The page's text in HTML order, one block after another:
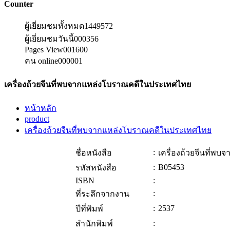
Counter
ผู้เยี่ยมชมทั้งหมด1449572
ผู้เยี่ยมชมวันนี้000356
Pages View001600
คน online000001
เครื่องถ้วยจีนที่พบจากแหล่งโบราณคดีในประเทศไทย
หน้าหลัก
product
เครื่องถ้วยจีนที่พบจากแหล่งโบราณคดีในประเทศไทย
ชื่อหนังสือ : เครื่องถ้วยจีนที่พบ
รหัสหนังสือ
: B05453
ISBN
:
ที่ระลึกจากงาน
:
ปีที่พิมพ์
: 2537
สำนักพิมพ์
: